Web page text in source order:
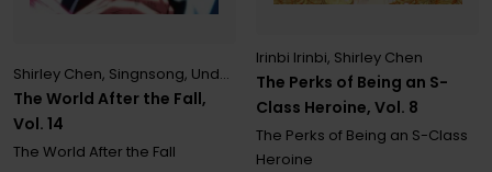
The World After the Fall,
Vol. 14
Shirley Chen, Singnsong, Undead Gamja(3B2S STUDIO) ,Undead
The World After the Fall
The Perks of Being an S-
Class Heroine, Vol. 8
Irinbi Irinbi, Shirley Chen
The Perks of Being an S-Class
Heroine